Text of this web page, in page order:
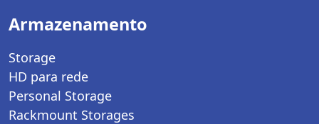
Armazenamento
Storage
HD para rede
Personal Storage
Rackmount Storages